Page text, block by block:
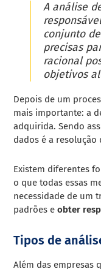
A análise
conjunto
precisas
racional
objetivos
Depois de um
mais importante: a
adquirida. Sendo
dados é a
Existem diferentes
o que todas essas
necessidade de um
padrões eobter
Tipos de
Além das empresas